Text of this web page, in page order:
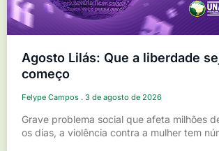
Agosto Lilás: Que a liberdade
começo
Felype Campos 3 de agosto de 2026
Grave problema social que afeta milhões
os dias, a violência contra a mulher tem